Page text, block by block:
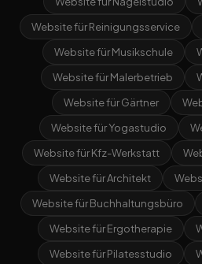
Website für Reinigungsservice
Website für Musikschule
Website für Malerbetrieb
Website für Gärtner
Website für Yogastudio
Website für Kfz-Werkstatt
Website für Architekt
Website für Buchhaltungsbüro
Website für Ergotherapie
Website für Pilatesstudio